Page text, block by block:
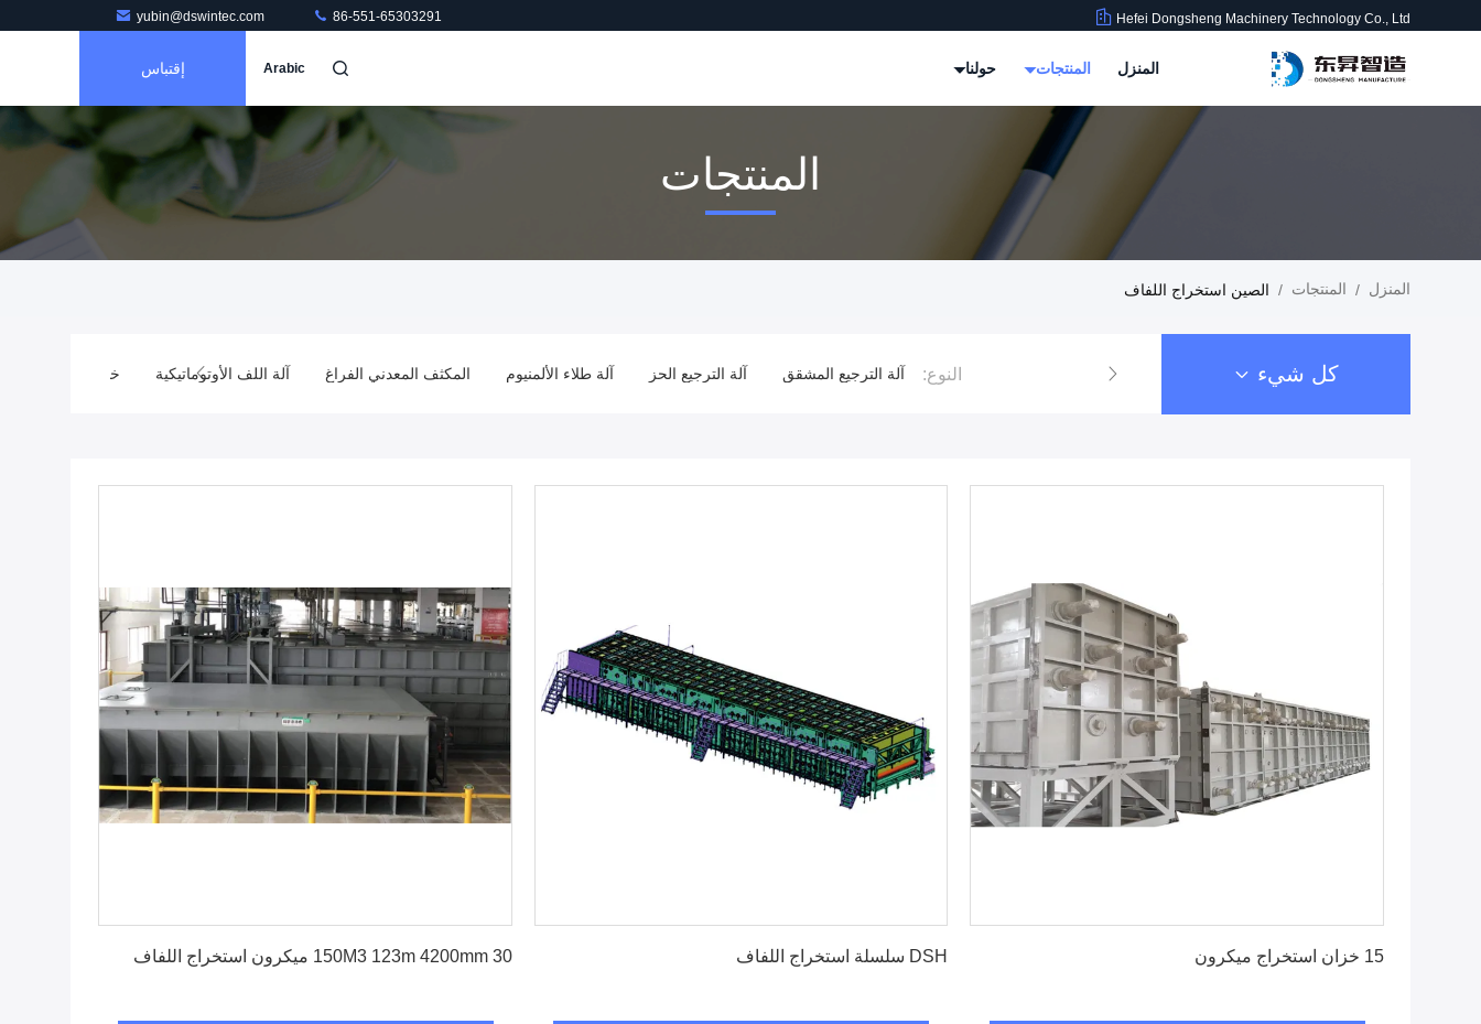
Hefei Dongsheng Machinery Technology Co., Ltd
yubin@dswintec.com 86-551-65303291
المنزل المنتجات حولنا Arabic إقتباس
المنتجات
المنزل / المنتجات / الصين استخراج اللفاف
كل شيء النوع:آلة الترجيع الفيلم آلة الترجيع المشقق آلة الترجيع الحز آلة طلاء الألمنيوم المكثف المعدني الفراغ آلة اللف الأوتوماتيكية خط إنتاج فيلم BOPP
15 خزان استخراج ميكرون DSH سلسلة استخراج اللفاف 150M3 123m 4200mm 30 ميكرون استخراج اللفاف